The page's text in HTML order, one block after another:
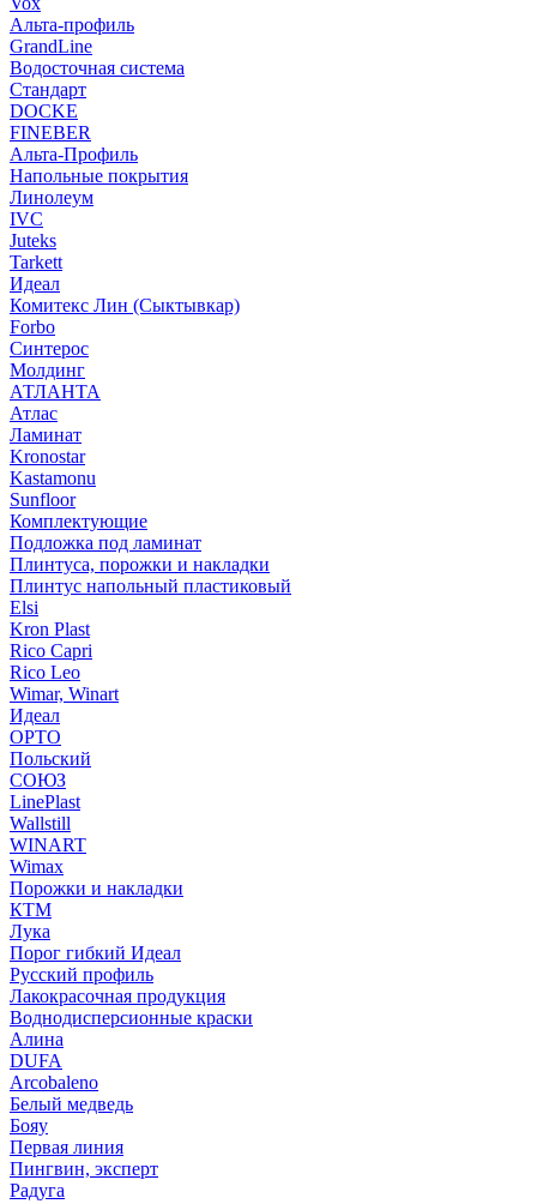
Альта-профиль
GrandLine
Водосточная система
Стандарт
DOCKE
FINEBER
Альта-Профиль
Напольные покрытия
Линолеум
IVC
Juteks
Tarkett
Идеал
Комитекс Лин (Сыктывкар)
Forbo
Синтерос
Молдинг
АТЛАНТА
Атлас
Ламинат
Kronostar
Kastamonu
Sunfloor
Комплектующие
Подложка под ламинат
Плинтуса, порожки и накладки
Плинтус напольный пластиковый
Elsi
Kron Plast
Rico Capri
Rico Leo
Wimar, Winart
Идеал
ОРТО
Польский
СОЮЗ
LinePlast
Wallstill
WINART
Wimax
Порожки и накладки
КТМ
Лука
Порог гибкий Идеал
Русский профиль
Лакокрасочная продукция
Воднодисперсионные краски
Алина
DUFA
Arcobaleno
Белый медведь
Бояу
Первая линия
Пингвин, эксперт
Радуга